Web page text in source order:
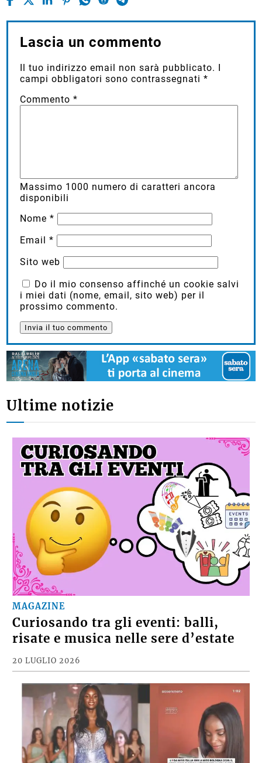
Lascia un commento
Il tuo indirizzo email non sarà pubblicato. I
campi obbligatori sono contrassegnati*
Commento*
Massimo 1000 numero di caratteri ancora
disponibili
Nome*
Email*
Sito web
Do il mio consenso affinché un cookie salvi
i miei dati (nome, email, sito web) per il
prossimo commento.
Ultime notizie
MAGAZINE
Curiosando tra gli eventi: balli,
risate e musica nelle sere d’estate
20 LUGLIO 2026